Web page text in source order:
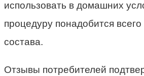
использовать в домашних
процедуру понадобится всего
состава.
Отзывы потребителей